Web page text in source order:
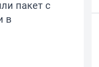
пакет с
в